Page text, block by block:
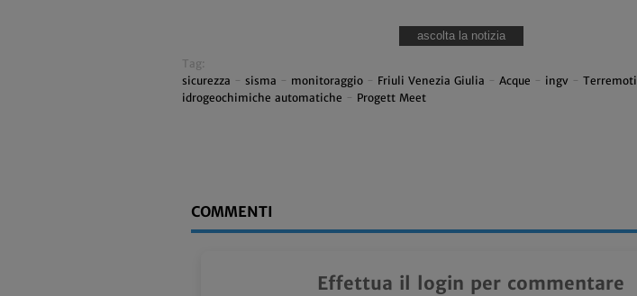
ascolta la notizia
Tag:
sicurezza - sisma - monitoraggio - Friuli Venezia Giulia - Acque - ingv - Terremoti
idrogeochimiche automatiche - Progett Meet
COMMENTI
Effettua il login per commentare